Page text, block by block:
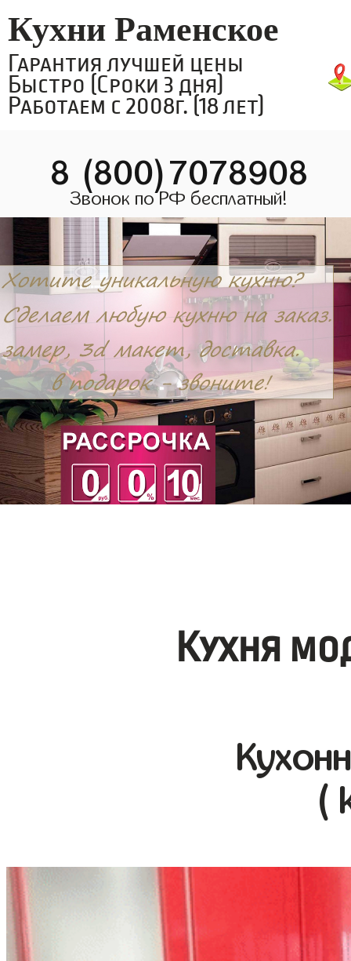
Кухни Раменское
Гарантия лучшей цены
Быстро (Сроки 3 дня)
Работаем с 2008г. (18 лет)
8 (800)7078908
Звонок по РФ бесплатный!
Кухня
(